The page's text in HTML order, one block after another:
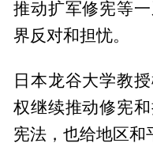
推动扩军修宪等
界反对和担忧。
日本龙谷大学教
权继续推动修宪
宪法，也给地区和